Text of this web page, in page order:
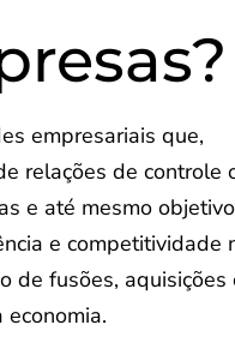
empresariais que,
relações de controle
e até mesmo
e competitividade
de fusões, aquisições